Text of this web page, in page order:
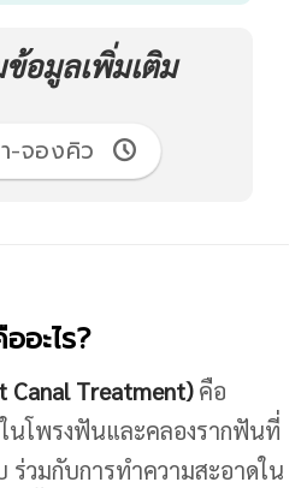
อมูลเพิ่มเติม
-จองคิว
อะไร?
Canal Treatment) คือ
นโพรงฟันและคลองรากฟันที่
ร่วมกับการทำความสะอาดใน